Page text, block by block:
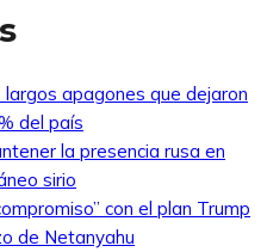
apagones que dejaron
del país
la presencia rusa en
sirio
con el plan Trump
de Netanyahu